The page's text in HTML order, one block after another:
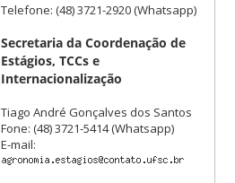
Telefone: (48) 3721-2920 (Whatsapp)
Secretaria da Coordenação de
Estágios, TCCs e
Internacionalização
Tiago André Gonçalves dos Santos
Fone: (48) 3721-5414 (Whatsapp)
E-mail: